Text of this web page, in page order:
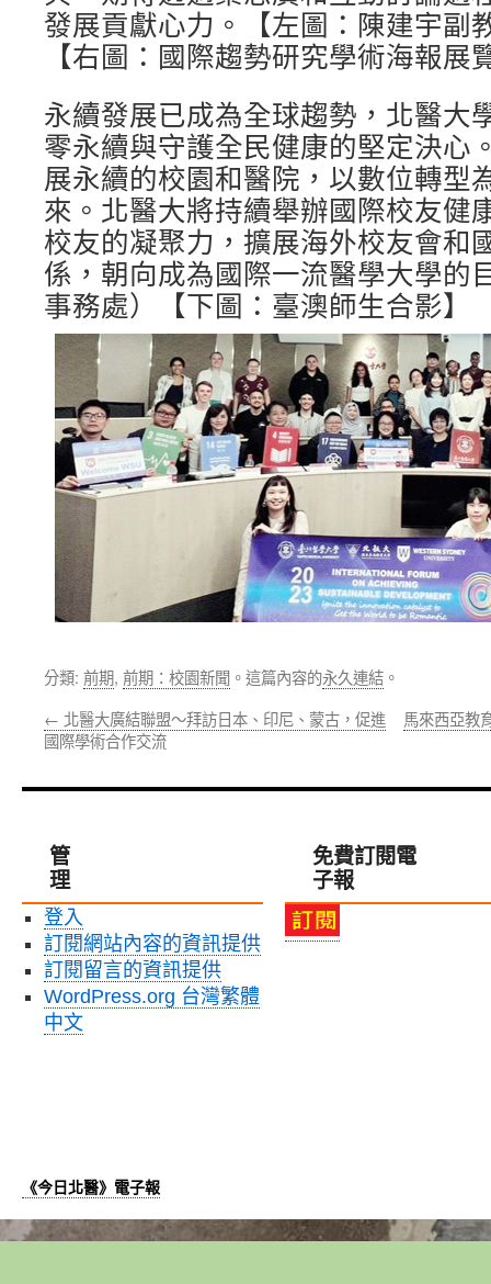
發展貢獻心力。【左圖：陳建宇副
【右圖：國際趨勢研究學術海報展
永續發展已成為全球趨勢，北醫大
零永續與守護全民健康的堅定決心
展永續的校園和醫院，以數位轉型
來。北醫大將持續舉辦國際校友健
校友的凝聚力，擴展海外校友會和
係，朝向成為國際一流醫學大學的
事務處）【下圖：臺澳師生合影】
分類: 前期, 前期：校園新聞 。這篇內容的永久連結 。
← 北醫大廣結聯盟～拜訪日本、印尼、蒙古，促進
國際學術合作交流
馬來西亞教
管
理
登入
訂閱網站內容的資訊提供
訂閱留言的資訊提供
WordPress.org 台灣繁體
中文
免費訂閱電
子報
《今日北醫》電子報